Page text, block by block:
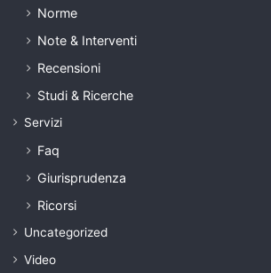
Norme
Note & Interventi
Recensioni
Studi & Ricerche
Servizi
Faq
Giurisprudenza
Ricorsi
Uncategorized
Video